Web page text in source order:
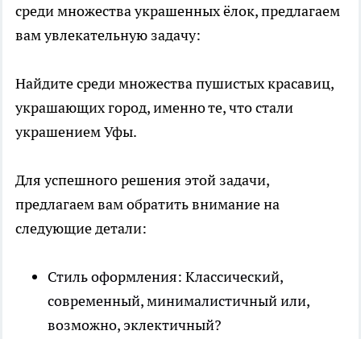
среди множества украшенных ёлок, предлагаем
вам увлекательную задачу:
Найдите среди множества пушистых красавиц,
украшающих город, именно те, что стали
украшением Уфы.
Для успешного решения этой задачи,
предлагаем вам обратить внимание на
следующие детали:
Стиль оформления: Классический,
современный, минималистичный или,
возможно, эклектичный?